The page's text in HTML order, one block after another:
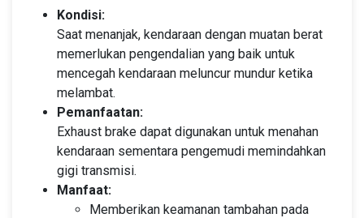
Kondisi:
Saat menanjak, kendaraan dengan muatan berat
memerlukan pengendalian yang baik untuk
mencegah kendaraan meluncur mundur ketika
melambat.
Pemanfaatan:
Exhaust brake dapat digunakan untuk menahan
kendaraan sementara pengemudi memindahkan
gigi transmisi.
Manfaat:
Memberikan keamanan tambahan pada